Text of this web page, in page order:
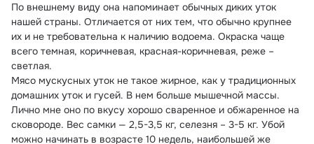
По внешнему виду она напоминает обычных диких уток
нашей страны. Отличается от них тем, что обычно крупнее
их и не требовательна к наличию водоема. Окраска чаще
всего темная, коричневая, красная-коричневая, реже –
светлая.
Мясо мускусных уток не такое жирное, как у традиционных
домашних уток и гусей. В нем больше мышечной массы.
Лично мне оно по вкусу хорошо сваренное и обжаренное на
сковороде. Вес самки — 2,5-3,5 кг, селезня – 3-5 кг. Убой
можно начинать в возрасте 10 недель, наибольшей же